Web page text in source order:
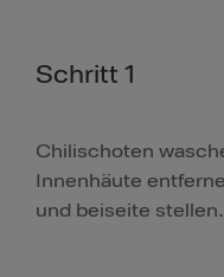
Schritt 1
Chilischoten
Innenhäute
und beiseite stellen.